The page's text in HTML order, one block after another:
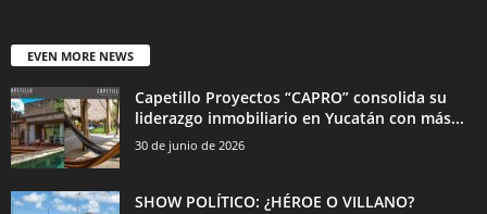
EVEN MORE NEWS
Capetillo Proyectos “CAPRO” consolida su
liderazgo inmobiliario en Yucatán con más...
30 de junio de 2026
SHOW POLÍTICO: ¿HÉROE O VILLANO?